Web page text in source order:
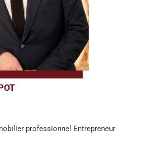
professionnel Entrepreneur